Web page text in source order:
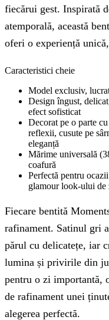
fiecărui gest. Inspirată
atemporală, această
oferi o experiență
Caracteristici cheie
Model exclusiv,
Design îngust,
efect sofisticat
Decorat pe o parte
reflexii, cusute pe
eleganță
Mărime universală
coafură
Perfectă pentru
glamour look-ului de
Fiecare bentită
rafinament. Satinul gri
părul cu delicatețe, iar
lumina și privirile din
pentru o zi importantă,
de rafinament unei
alegerea perfectă.